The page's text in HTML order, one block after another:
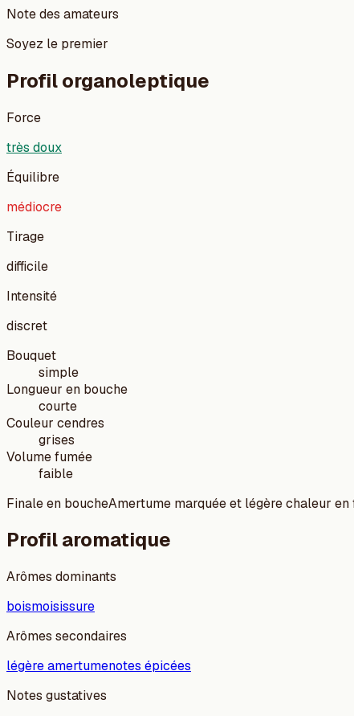
Note des amateurs
Soyez le premier
Profil organoleptique
Force
très doux
Équilibre
médiocre
Tirage
difficile
Intensité
discret
Bouquet
simple
Longueur en bouche
courte
Couleur cendres
grises
Volume fumée
faible
Finale en boucheAmertume marquée et légère chaleur en
Profil aromatique
Arômes dominants
boismoisissure
Arômes secondaires
légère amertumenotes épicées
Notes gustatives